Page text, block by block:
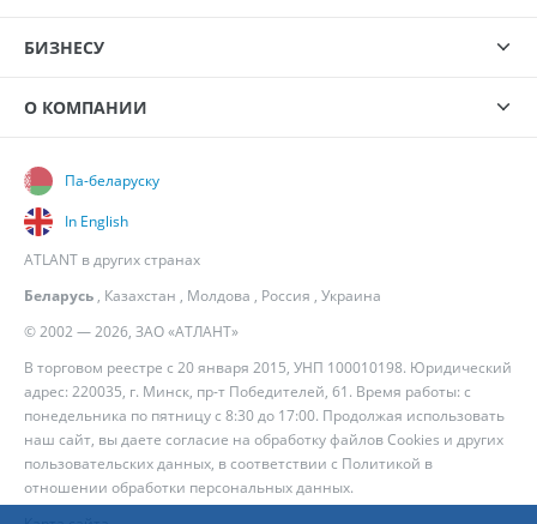
БИЗНЕСУ
О КОМПАНИИ
© 2002 — 2026, ЗАО «АТЛАНТ»
В торговом реестре с 20 января 2015, УНП 100010198. Юридический
адрес: 220035, г. Минск, пр-т Победителей, 61. Время работы: с
понедельника по пятницу с 8:30 до 17:00. Продолжая использовать
наш сайт, вы даете согласие на обработку файлов Cookies и других
пользовательских данных, в соответствии с Политикой в
отношении обработки персональных данных.
Па-беларуску
In English
ATLANT в других странах
Беларусь , Казахстан , Молдова , Россия , Украина